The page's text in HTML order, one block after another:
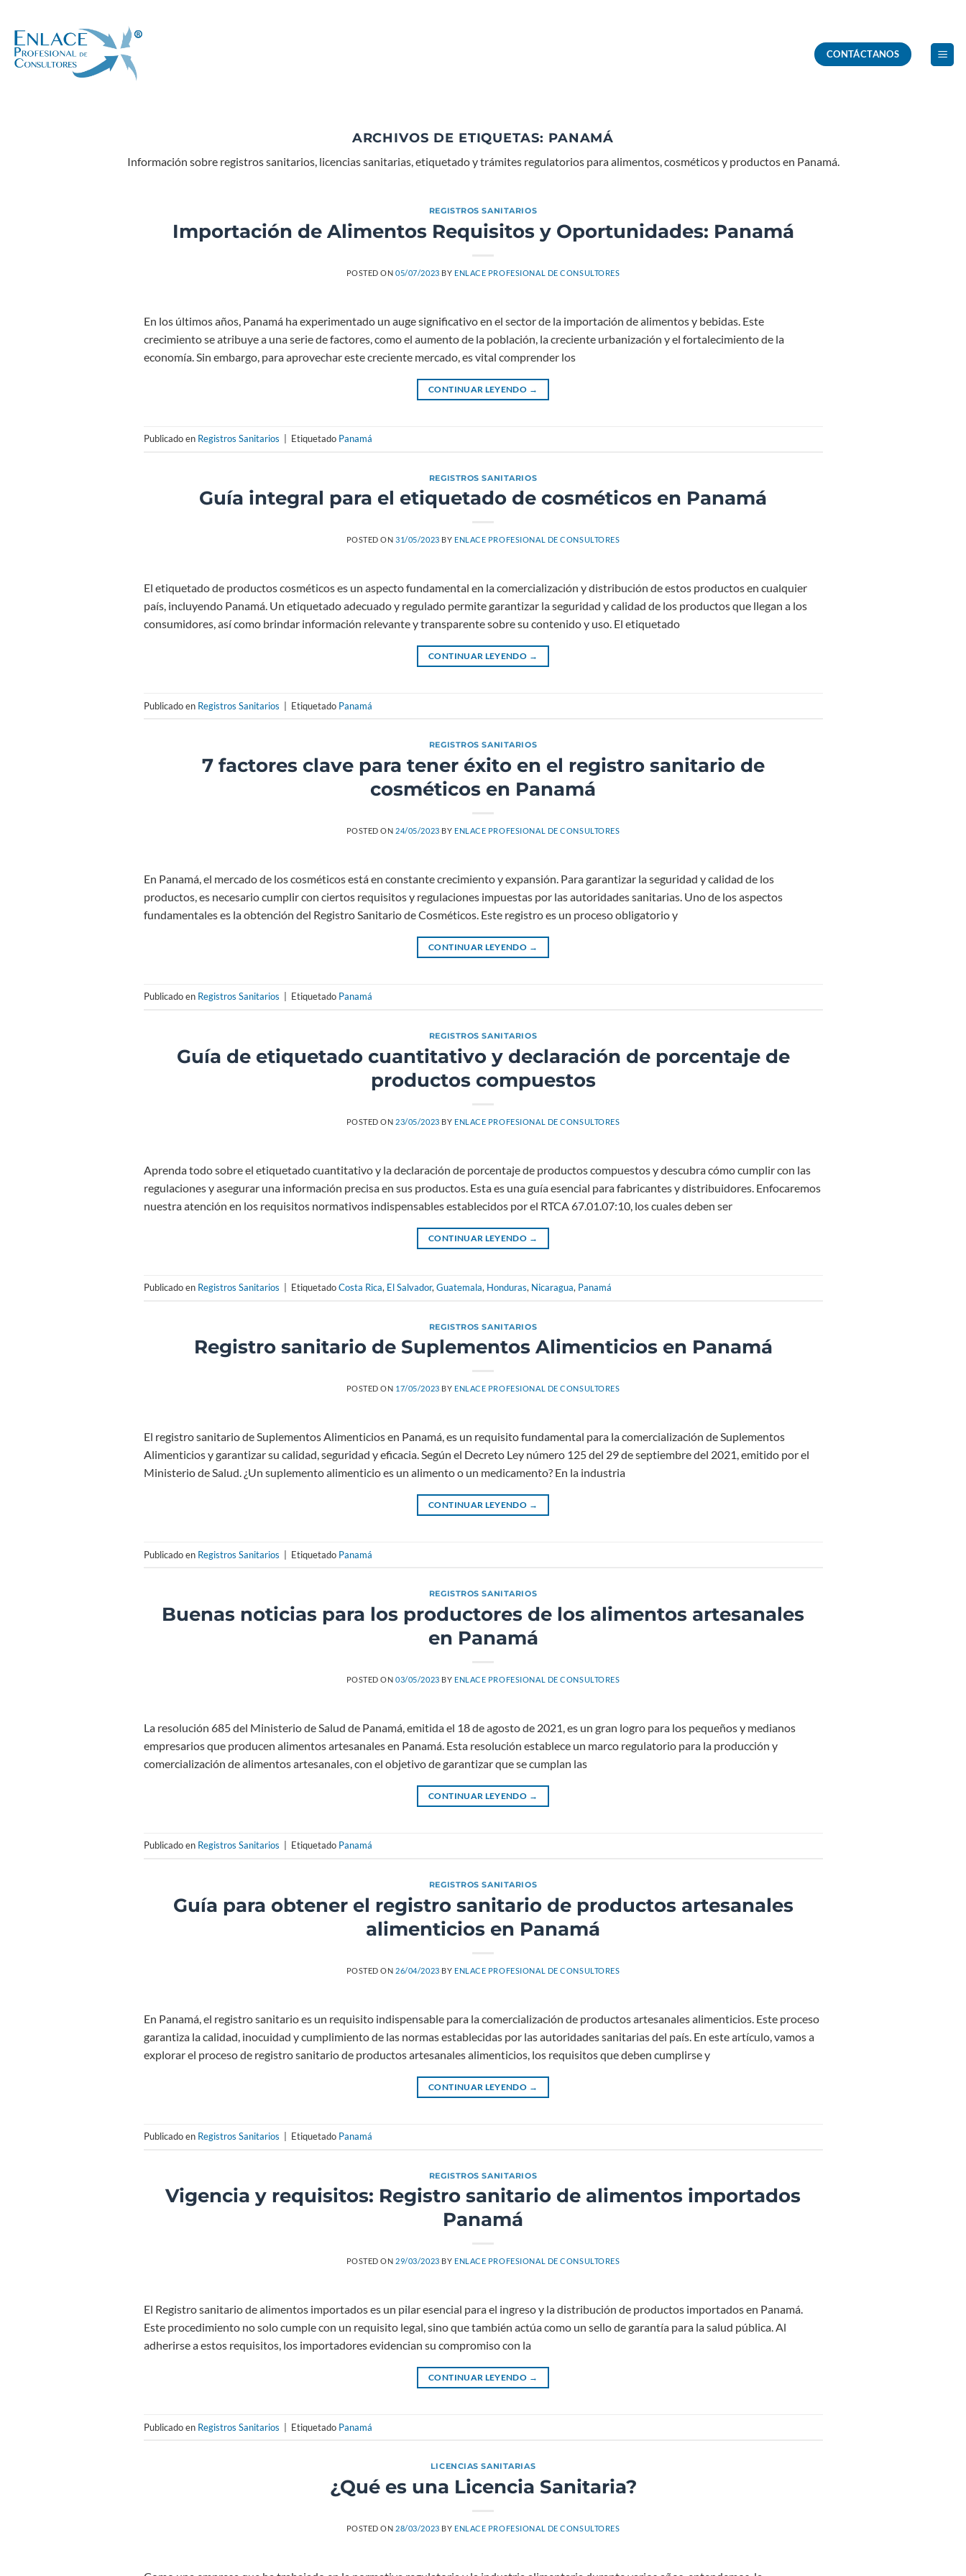
contenido
CONTÁCTANOS
ARCHIVOS DE ETIQUETAS: PANAMÁ
Información sobre registros sanitarios, licencias sanitarias, etiquetado y trámites regulatorios para alimentos, cosméticos y productos en Panamá.
REGISTROS SANITARIOS
Importación de Alimentos Requisitos y Oportunidades: Panamá
POSTED ON05/07/2023 BY ENLACE PROFESIONAL DE CONSULTORES
En los últimos años, Panamá ha experimentado un auge significativo en el sector de la importación de alimentos y bebidas. Este
crecimiento se atribuye a una serie de factores, como el aumento de la población, la creciente urbanización y el fortalecimiento de la
economía. Sin embargo, para aprovechar este creciente mercado, es vital comprender los
CONTINUAR LEYENDO →
Publicado en Registros Sanitarios Etiquetado Panamá
REGISTROS SANITARIOS
Guía integral para el etiquetado de cosméticos en Panamá
POSTED ON31/05/2023 BY ENLACE PROFESIONAL DE CONSULTORES
El etiquetado de productos cosméticos es un aspecto fundamental en la comercialización y distribución de estos productos en cualquier
país, incluyendo Panamá. Un etiquetado adecuado y regulado permite garantizar la seguridad y calidad de los productos que llegan a los
consumidores, así como brindar información relevante y transparente sobre su contenido y uso. El etiquetado
CONTINUAR LEYENDO →
Publicado en Registros Sanitarios Etiquetado Panamá
REGISTROS SANITARIOS
7 factores clave para tener éxito en el registro sanitario de
cosméticos en Panamá
POSTED ON 24/05/2023 BY ENLACE PROFESIONAL DE CONSULTORES
En Panamá, el mercado de los cosméticos está en constante crecimiento y expansión. Para garantizar la seguridad y calidad de los
productos, es necesario cumplir con ciertos requisitos y regulaciones impuestas por las autoridades sanitarias. Uno de los aspectos
fundamentales es la obtención del Registro Sanitario de Cosméticos. Este registro es un proceso obligatorio y
CONTINUAR LEYENDO →
Publicado en Registros Sanitarios Etiquetado Panamá
REGISTROS SANITARIOS
Guía de etiquetado cuantitativo y declaración de porcentaje de
productos compuestos
POSTED ON 23/05/2023 BY ENLACE PROFESIONAL DE CONSULTORES
Aprenda todo sobre el etiquetado cuantitativo y la declaración de porcentaje de productos compuestos y descubra cómo cumplir con las
regulaciones y asegurar una información precisa en sus productos. Esta es una guía esencial para fabricantes y distribuidores. Enfocaremos
nuestra atención en los requisitos normativos indispensables establecidos por el RTCA 67.01.07:10, los cuales deben ser
CONTINUAR LEYENDO →
Publicado en Registros Sanitarios EtiquetadoCosta Rica, El Salvador, Guatemala, Honduras, Nicaragua, Panamá
REGISTROS SANITARIOS
Registro sanitario de Suplementos Alimenticios en Panamá
POSTED ON 17/05/2023 BY ENLACE PROFESIONAL DE CONSULTORES
El registro sanitario de Suplementos Alimenticios en Panamá, es un requisito fundamental para la comercialización de Suplementos
Alimenticios y garantizar su calidad, seguridad y eficacia. Según el Decreto Ley número 125 del 29 de septiembre del 2021, emitido por el
Ministerio de Salud. ¿Un suplemento alimenticio es un alimento o un medicamento? En la industria
CONTINUAR LEYENDO →
Publicado en Registros Sanitarios | Etiquetado Panamá
REGISTROS SANITARIOS
Buenas noticias para los productores de los alimentos artesanales
en Panamá
POSTED ON03/05/2023 BY ENLACE PROFESIONAL DE CONSULTORES
La resolución 685 del Ministerio de Salud de Panamá, emitida el 18 de agosto de 2021, es un gran logro para los pequeños y medianos
empresarios que producen alimentos artesanales en Panamá. Esta resolución establece un marco regulatorio para la producción y
comercialización de alimentos artesanales, con el objetivo de garantizar que se cumplan las
CONTINUAR LEYENDO →
Publicado en Registros Sanitarios Etiquetado Panamá
REGISTROS SANITARIOS
Guía para obtener el registro sanitario de productos artesanales
alimenticios en Panamá
POSTED ON 26/04/2023 BY ENLACE PROFESIONAL DE CONSULTORES
En Panamá, el registro sanitario es un requisito indispensable para la comercialización de productos artesanales alimenticios. Este proceso
garantiza la calidad, inocuidad y cumplimiento de las normas establecidas por las autoridades sanitarias del país. En este artículo, vamos a
explorar el proceso de registro sanitario de productos artesanales alimenticios, los requisitos que deben cumplirse y
CONTINUAR LEYENDO →
Publicado en Registros Sanitarios Etiquetado Panamá
REGISTROS SANITARIOS
Vigencia y requisitos: Registro sanitario de alimentos importados
Panamá
POSTED ON 29/03/2023 BY ENLACE PROFESIONAL DE CONSULTORES
El Registro sanitario de alimentos importados es un pilar esencial para el ingreso y la distribución de productos importados en Panamá.
Este procedimiento no solo cumple con un requisito legal, sino que también actúa como un sello de garantía para la salud pública. Al
adherirse a estos requisitos, los importadores evidencian su compromiso con la
CONTINUAR LEYENDO →
Publicado en Registros Sanitarios | Etiquetado Panamá
LICENCIAS SANITARIAS
¿Qué es una Licencia Sanitaria?
POSTED ON 28/03/2023 BY ENLACE PROFESIONAL DE CONSULTORES